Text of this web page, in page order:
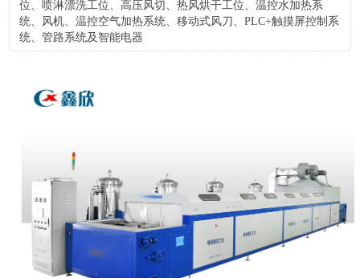
位、喷淋漂洗工位、高压风切、热风烘干工位、温控水加热系
统、风机、温控空气加热系统、移动式风刀、PLC+触摸屏控制系
统、管路系统及智能电器